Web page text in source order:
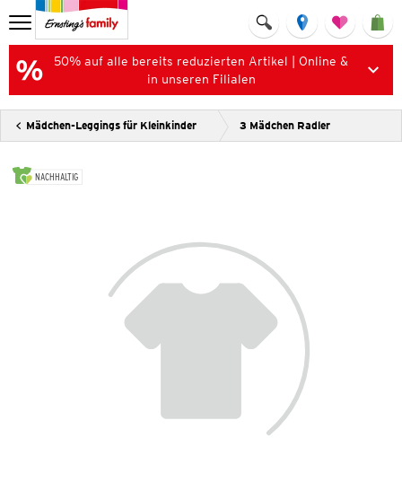
50% auf alle bereits reduzierten Artikel | Online &
in unseren Filialen
Mädchen-Leggings für Kleinkinder 3 Mädchen Radler
NACHHALTIG